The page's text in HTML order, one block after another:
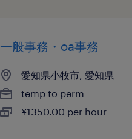
一般事務・oa事務
愛知県小牧市, 愛知県
temp to perm
¥1350.00 per hour